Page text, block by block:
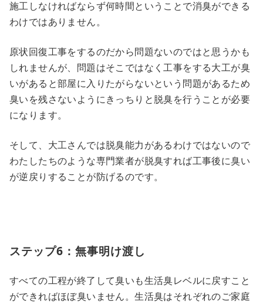
施工しなければならず何時間ということで消臭ができる
わけではありません。
原状回復工事をするのだから問題ないのではと思うかも
しれませんが、問題はそこではなく工事をする大工が臭
いがあると部屋に入りたがらないという問題があるため
臭いを残さないようにきっちりと脱臭を行うことが必要
になります。
そして、大工さんでは脱臭能力があるわけではないので
わたしたちのような専門業者が脱臭すれば工事後に臭い
が逆戻りすることが防げるのです。
ステップ6：無事明け渡し
すべての工程が終了して臭いも生活臭レベルに戻すこと
ができればほぼ臭いません。生活臭はそれぞれのご家庭